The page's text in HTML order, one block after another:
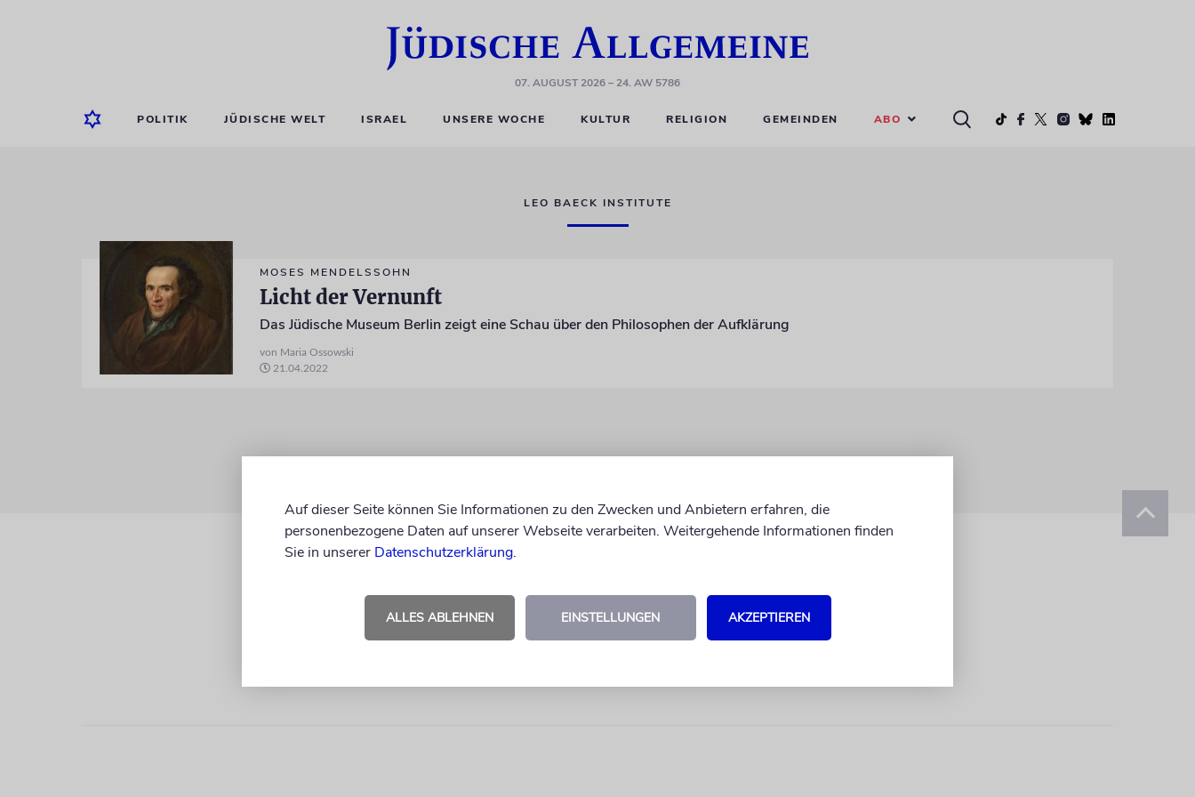
07. AUGUST 2026– 24. AW 5786
POLITIK JÜDISCHE WELT ISRAEL UNSERE WOCHE KULTUR RELIGION GEMEINDEN ABO
LEO BAECK INSTITUTE
MOSES MENDELSSOHN
Licht der Vernunft
Das Jüdische Museum Berlin zeigt eine Schau über den Philosophen der Aufklärung
von Maria Ossowski
21.04.2022
Auf dieser Seite können Sie Informationen zu den Zwecken und Anbietern erfahren, die
personenbezogene Daten auf unserer Webseite verarbeiten. Weitergehende Informationen finden
Sie in unserer Datenschutzerklärung.
ALLES ABLEHNEN EINSTELLUNGEN AKZEPTIEREN